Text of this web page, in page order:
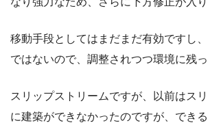
移動手段としてはまだまだ有効ですし
ではないので、調整されつつ環境に残っ
スリップストリームですが、以前はス
に建築ができなかったのですが、でき